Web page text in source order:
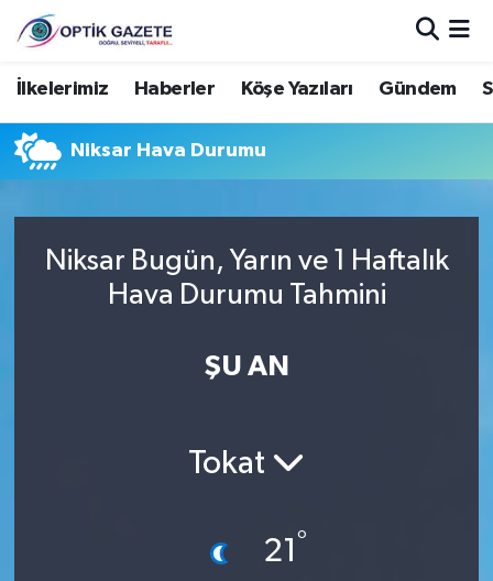
İlkelerimiz Haberler Köşe Yazıları Gündem
Niksar Hava Durumu
Niksar Bugün, Yarın ve 1 Haftalık
Hava Durumu Tahmini
ŞU AN
Tokat
21 °
Nöbetçi Eczaneler
Hava Durumu
Trafik Durumu
Süper Lig Puan Durumu ve Fikstür